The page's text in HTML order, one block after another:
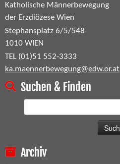
Katholische Männerbewegung
der Erzdiözese Wien
Stephansplatz 6/5/548
1010 WIEN
TEL (01)51 552-3333
ka.maennerbewegung@edw.or.at
Suchen & Finden
Archiv